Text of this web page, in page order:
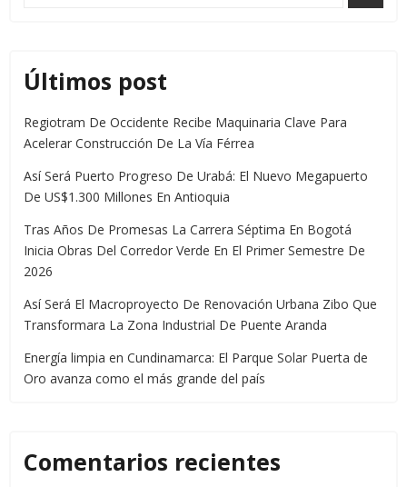
Últimos post
Regiotram De Occidente Recibe Maquinaria Clave Para
Acelerar Construcción De La Vía Férrea
Así Será Puerto Progreso De Urabá: El Nuevo Megapuerto
De US$1.300 Millones En Antioquia
Tras Años De Promesas La Carrera Séptima En Bogotá
Inicia Obras Del Corredor Verde En El Primer Semestre De
2026
Así Será El Macroproyecto De Renovación Urbana Zibo Que
Transformara La Zona Industrial De Puente Aranda
Energía limpia en Cundinamarca: El Parque Solar Puerta de
Oro avanza como el más grande del país
Comentarios recientes